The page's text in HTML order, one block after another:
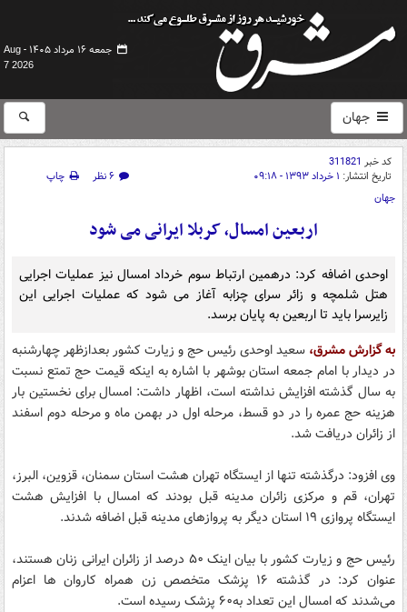
جمعه ۱۶ مرداد ۱۴۰۵ -
Aug
7 2026
جهان
کد خبر 311821
تاریخ انتشار: ۱ خرداد ۱۳۹۳ - ۰۹:۱۸ ۶ نظر
چاپ
جهان
اربعین امسال، کربلا ایرانی می شود
اوحدی اضافه کرد: درهمین ارتباط سوم خرداد امسال نیز عملیات اجرایی
هتل شلمچه و زائر سرای چزابه آغاز می شود که عملیات اجرایی این
زایرسرا باید تا اربعین به پایان برسد.
به گزارش مشرق، سعید اوحدی رئیس حج و زیارت کشور بعدازظهر چهارشنبه
در دیدار با امام جمعه استان بوشهر با اشاره به اینکه قیمت حج تمتع نسبت
به سال گذشته افزایش نداشته است، اظهار داشت: امسال برای نخستین بار
هزینه حج عمره را در دو قسط، مرحله اول در بهمن ماه و مرحله دوم اسفند
از زائران دریافت شد.
وی افزود: درگذشته تنها از ایستگاه تهران هشت استان سمنان، قزوین، البرز،
تهران، قم و مرکزی زائران مدینه قبل بودند که امسال با افزایش هشت
ایستگاه پروازی ۱۹ استان دیگر به پروازهای مدینه قبل اضافه شدند.
رئیس حج و زیارت کشور با بیان اینک ۵۰ درصد از زائران ایرانی زنان هستند،
عنوان کرد: در گذشته ۱۶ پزشک متخصص زن همراه کاروان ها اعزام
می‌شدند که امسال این تعداد به۶۰ پزشک رسیده است.